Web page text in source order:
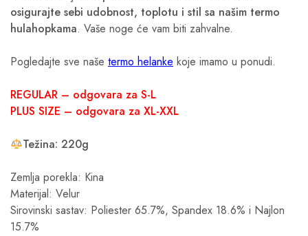
osigurajte sebi udobnost, toplotu i stil sa našim termo
hulahopkama. Vaše noge će vam biti zahvalne.
Pogledajte sve naše termo helanke koje imamo u ponudi.
REGULAR – odgovara za S-L
PLUS SIZE – odgovara za XL-XXL
Težina: 220g
Zemlja porekla: Kina
Materijal: Velur
Sirovinski sastav: Poliester 65.7%, Spandex 18.6% i Najlon
15.7%